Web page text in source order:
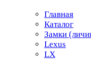
Главная
Каталог
Замки
Lexus
LX